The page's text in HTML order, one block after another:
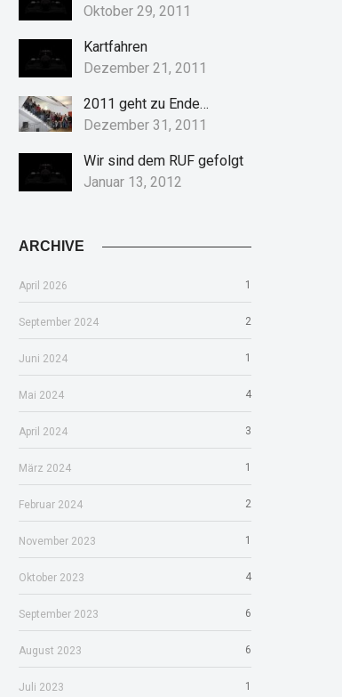
Oktober 29, 2011
Kartfahren
Dezember 21, 2011
2011 geht zu Ende…
Dezember 31, 2011
Wir sind dem RUF gefolgt
Januar 13, 2012
ARCHIVE
April 2026 1
September 2024 2
Juni 2024 1
Mai 2024 4
April 2024 3
März 2024 1
Februar 2024 2
November 2023 1
Oktober 2023 4
September 2023 6
August 2023 6
Juli 2023 1